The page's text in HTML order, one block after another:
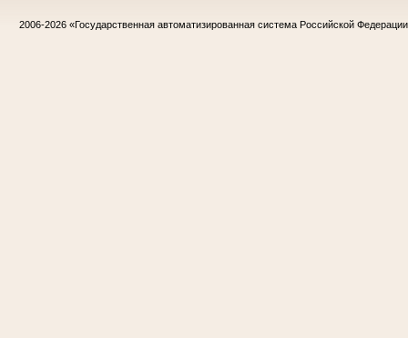
2006-2026 «Государственная автоматизированная система Российской